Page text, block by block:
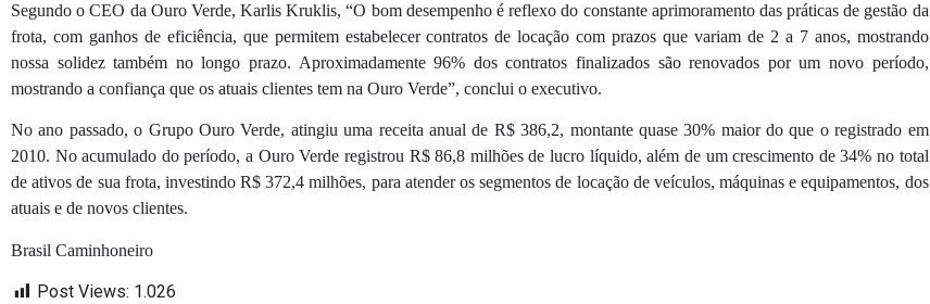
Segundo o CEO da Ouro Verde, Karlis Kruklis, “O bom desempenho é reflexo do constante aprimoramento das práticas de gestão da
frota, com ganhos de eficiência, que permitem estabelecer contratos de locação com prazos que variam de 2 a 7 anos, mostrando
nossa solidez também no longo prazo. Aproximadamente 96% dos contratos finalizados são renovados por um novo período,
mostrando a confiança que os atuais clientes tem na Ouro Verde”, conclui o executivo.
No ano passado, o Grupo Ouro Verde, atingiu uma receita anual de R$ 386,2, montante quase 30% maior do que o registrado em
2010. No acumulado do período, a Ouro Verde registrou R$ 86,8 milhões de lucro líquido, além de um crescimento de 34% no total
de ativos de sua frota, investindo R$ 372,4 milhões, para atender os segmentos de locação de veículos, máquinas e equipamentos, dos
atuais e de novos clientes.
Brasil Caminhoneiro
Post Views: 1.026